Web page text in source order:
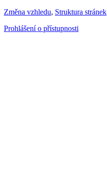
Změna vzhledu, Struktura stránek
Prohlášení o přístupnosti